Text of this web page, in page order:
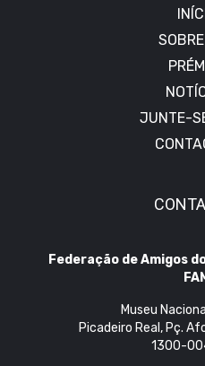
JUNTE-
Federação de Amigos
Museu
Picadeiro Real, Pç.
1300-